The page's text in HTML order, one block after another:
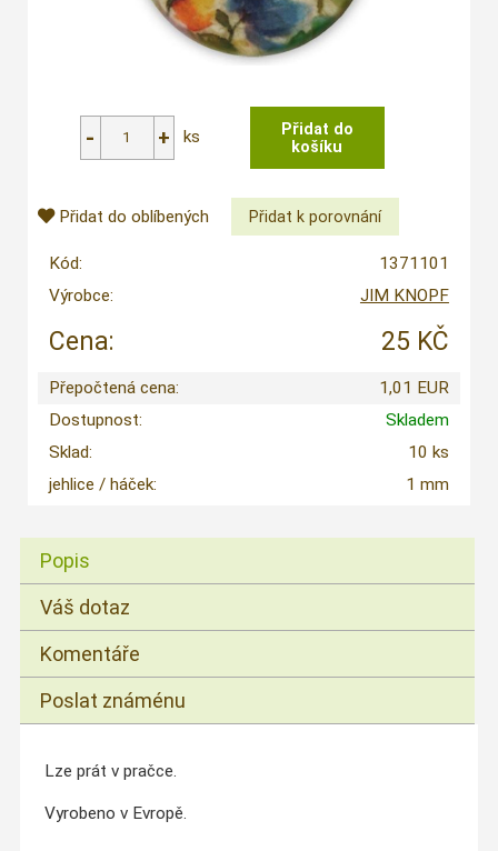
ks
Přidat do oblíbených
Kód:
1371101
Výrobce:
JIM KNOPF
Cena: 25 KČ
Přepočtená cena:
1,01 EUR
Dostupnost:
Skladem
Sklad:
10 ks
jehlice / háček:
1 mm
Popis
Váš dotaz
Komentáře
Poslat známénu
Lze prát v pračce.
Vyrobeno v Evropě.